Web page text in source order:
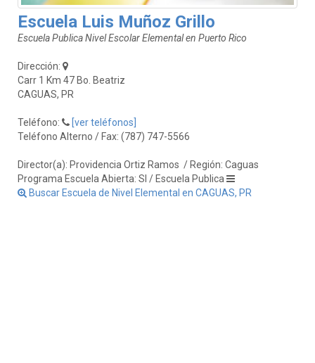
Escuela Luis Muñoz Grillo
Escuela Publica Nivel Escolar Elemental en Puerto Rico
Dirección:
Carr 1 Km 47 Bo. Beatriz
CAGUAS, PR
Teléfono:
[ver teléfonos]
Teléfono Alterno / Fax: (787) 747-5566
Director(a): Providencia Ortiz Ramos / Región: Caguas
Programa Escuela Abierta: SI / Escuela Publica
Buscar Escuela de Nivel Elemental en CAGUAS, PR